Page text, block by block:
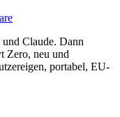
Zero, neu und
portabel, EU-